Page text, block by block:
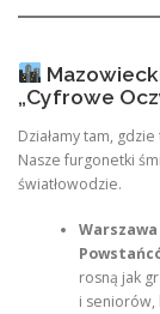
„Cyfrowe
Działamy tam,
Nasze furgonetki
światłowodzie.
rosną jak
i seniorów,